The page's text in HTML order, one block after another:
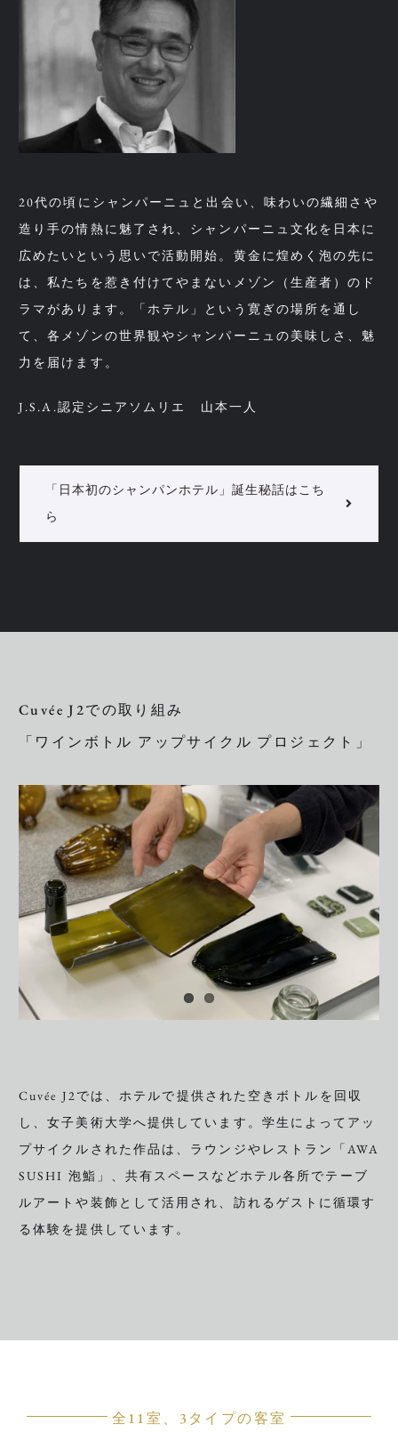
20代の頃にシャンパーニュと出会い、味わいの繊細さや
造り⼿の情熱に魅了され、シャンパーニュ⽂化を⽇本に
広めたいという思いで活動開始。 ⻩⾦に煌めく泡の先に
は、私たちを惹き付けてやまないメゾン（⽣産者）のド
ラマがあります。「ホテル」という寛ぎの場所を通し
て、各メゾンの世界観やシャンパーニュの美味しさ、魅
⼒を届けます。
J.S.A.認定シニアソムリエ 山本一人
「日本初のシャンパンホテル」誕生秘話はこち
ら
Cuvée J2での取り組み
「ワインボトル アップサイクル プロジェクト」
Cuvée J2では、ホテルで提供された空きボトルを回収
し、女子美術大学へ提供しています。学生によってアッ
プサイクルされた作品は、ラウンジやレストラン「AWA
SUSHI 泡鮨」、共有スペースなどホテル各所でテーブ
ルアートや装飾として活用され、訪れるゲストに循環す
る体験を提供しています。
全11室、3タイプの客室